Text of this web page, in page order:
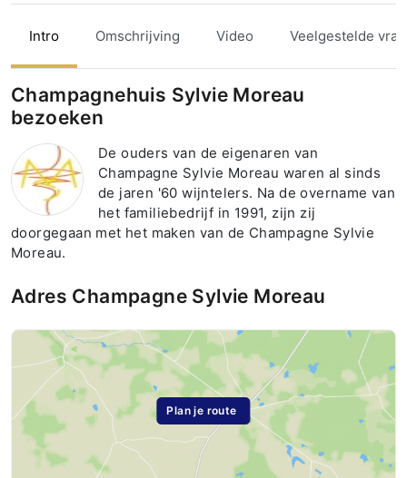
Intro Omschrijving Video Veelgestelde
Champagnehuis Sylvie Moreau
bezoeken
De ouders van de eigenaren van
Champagne Sylvie Moreau waren al sinds
de jaren '60 wijntelers. Na de overname van
het familiebedrijf in 1991, zijn zij
doorgegaan met het maken van de Champagne Sylvie
Moreau.
Adres Champagne Sylvie Moreau
Plan je route